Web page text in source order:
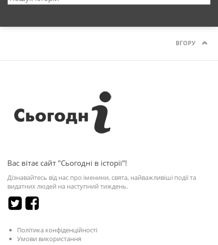
ВГОРУ
Вас вітає сайт "Сьогодні в історії"!
Дізнавайтесь від нас про іменини, свята, найважливіші події та
видатних людей на наступний тиждень.
Політика конфіденційності
Умови використання